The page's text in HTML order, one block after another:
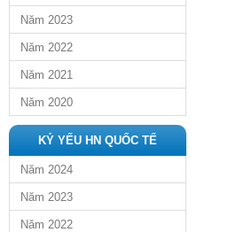
Năm 2023
Năm 2022
Năm 2021
Năm 2020
KỶ YẾU HN QUỐC TẾ
Năm 2024
Năm 2023
Năm 2022